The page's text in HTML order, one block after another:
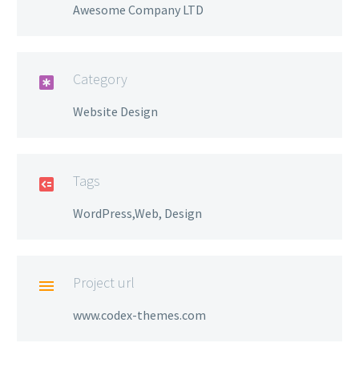
Awesome Company LTD
 Category
Website Design
 Tags
WordPress,Web, Design
 Project url
www.codex-themes.com